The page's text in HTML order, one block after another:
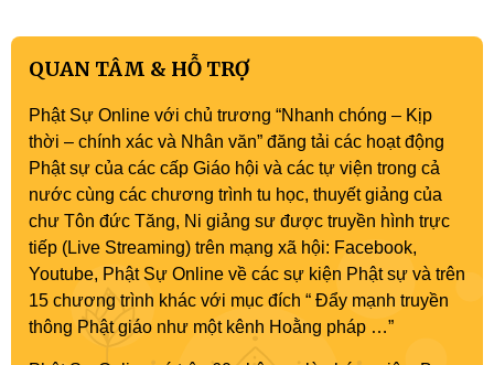
QUAN TÂM & HỖ TRỢ
Phật Sự Online với chủ trương “Nhanh chóng – Kịp
thời – chính xác và Nhân văn” đăng tải các hoạt động
Phật sự của các cấp Giáo hội và các tự viện trong cả
nước cùng các chương trình tu học, thuyết giảng của
chư Tôn đức Tăng, Ni giảng sư được truyền hình trực
tiếp (Live Streaming) trên mạng xã hội: Facebook,
Youtube, Phật Sự Online về các sự kiện Phật sự và trên
15 chương trình khác với mục đích “ Đẩy mạnh truyền
thông Phật giáo như một kênh Hoằng pháp …”